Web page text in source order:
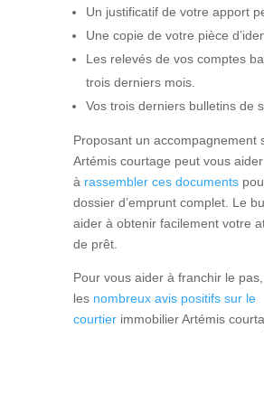
Un justificatif de votre apport
Une copie de votre pièce
Les relevés de vos comptes
trois derniers mois.
Vos trois derniers bulletins de
Proposant un accompagnement
Artémis courtage peut vous aider
à rassembler ces documents
dossier d’emprunt complet. Le
aider à obtenir facilement votre
de prêt.
Pour vous aider à franchir le
les nombreux avis positifs sur le
courtier immobilier Artémis